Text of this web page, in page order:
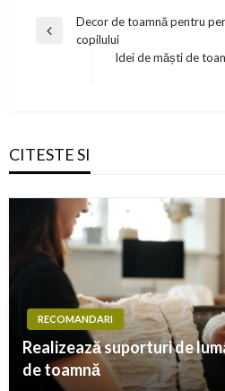
Navigare
Previous
Decor de toamnă pentru
copilului
Idei de măști de
CITESTE SI
RECOMANDARI
Realizează suporturi de
de toamnă